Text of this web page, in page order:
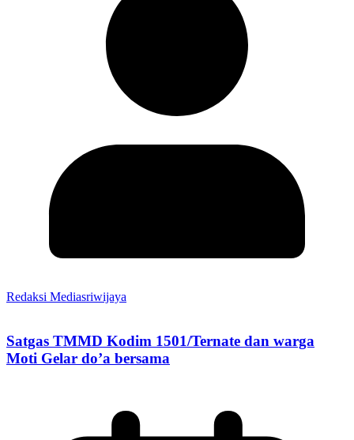
Redaksi Mediasriwijaya
Satgas TMMD Kodim 1501/Ternate dan warga
Moti Gelar do’a bersama